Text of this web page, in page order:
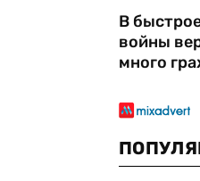
В
войны
много